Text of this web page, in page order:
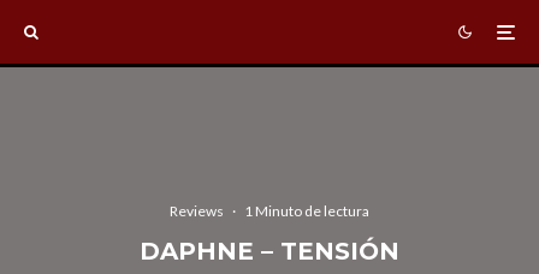
Reviews · 1 Minuto de lectura
DAPHNE – TENSIÓN